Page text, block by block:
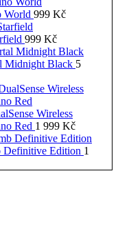
World 999 Kč
999 Kč
Midnight Black 5
Wireless
Red 1 999 Kč
Definitive Edition 1